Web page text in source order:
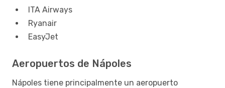
ITA Airways
Ryanair
EasyJet
Aeropuertos de Nápoles
Nápoles tiene principalmente un aeropuerto